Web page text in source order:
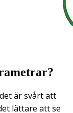
är svårt att
lättare att se